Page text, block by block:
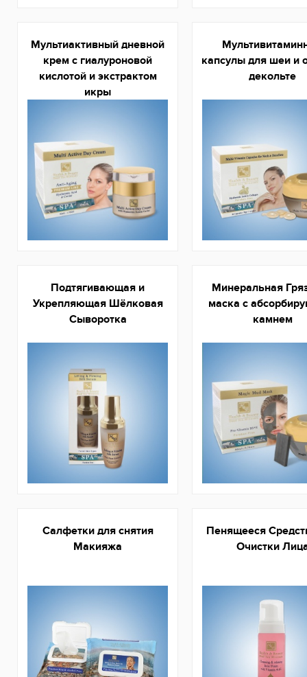
Мультиактивный дневной
крем с гиалуроновой
кислотой и экстрактом
икры
капсулы для шеи и
декольте
Подтягивающая и
Укрепляющая Шёлковая
Сыворотка
Минеральная
маска с
камнем
Салфетки для снятия
Макияжа
Пенящееся
Очистки